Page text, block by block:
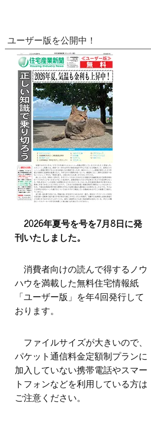
ユーザー版を公開中！
2026年夏号を号を7月8日に発
刊いたしました。
消費者向けの読んで得するノウ
ハウを満載した無料住宅情報紙
「ユーザー版」を年4回発行して
おります。
ファイルサイズが大きいので、
パケット通信料金定額制プランに
加入していない携帯電話やスマー
トフォンなどを利用している方は
ご注意ください。